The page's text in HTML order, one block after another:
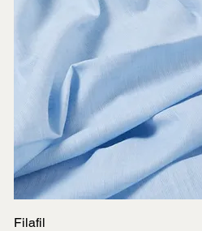
Filafil